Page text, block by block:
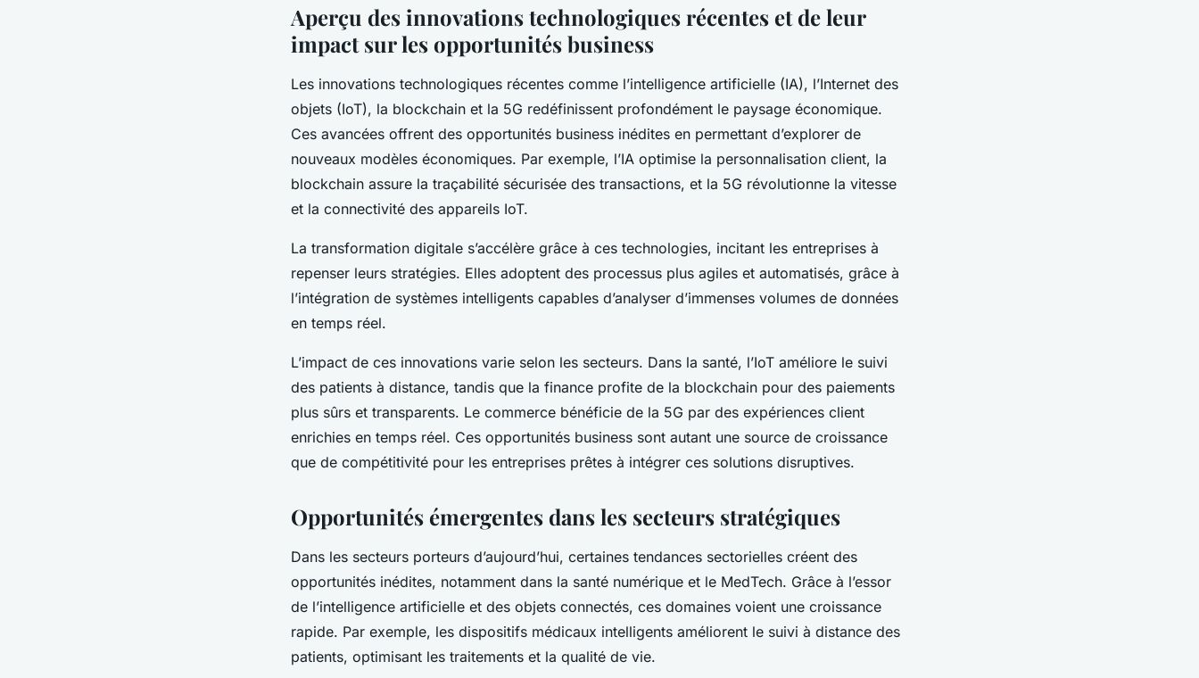
Aperçu des innovations technologiques récentes et de leur
impact sur les opportunités business
Les innovations technologiques récentes comme l’intelligence artificielle (IA), l’Internet des
objets (IoT), la blockchain et la 5G redéfinissent profondément le paysage économique.
Ces avancées offrent des opportunités business inédites en permettant d’explorer de
nouveaux modèles économiques. Par exemple, l’IA optimise la personnalisation client, la
blockchain assure la traçabilité sécurisée des transactions, et la 5G révolutionne la vitesse
et la connectivité des appareils IoT.
La transformation digitale s’accélère grâce à ces technologies, incitant les entreprises à
repenser leurs stratégies. Elles adoptent des processus plus agiles et automatisés, grâce à
l’intégration de systèmes intelligents capables d’analyser d’immenses volumes de données
en temps réel.
L’impact de ces innovations varie selon les secteurs. Dans la santé, l’IoT améliore le suivi
des patients à distance, tandis que la finance profite de la blockchain pour des paiements
plus sûrs et transparents. Le commerce bénéficie de la 5G par des expériences client
enrichies en temps réel. Ces opportunités business sont autant une source de croissance
que de compétitivité pour les entreprises prêtes à intégrer ces solutions disruptives.
Opportunités émergentes dans les secteurs stratégiques
Dans les secteurs porteurs d’aujourd’hui, certaines tendances sectorielles créent des
opportunités inédites, notamment dans la santé numérique et le MedTech. Grâce à l’essor
de l’intelligence artificielle et des objets connectés, ces domaines voient une croissance
rapide. Par exemple, les dispositifs médicaux intelligents améliorent le suivi à distance des
patients, optimisant les traitements et la qualité de vie.